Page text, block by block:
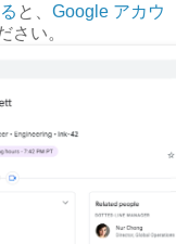
と、 Google アカウ
さい。